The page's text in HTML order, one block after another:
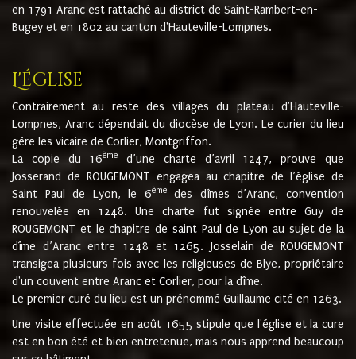
en 1791 Aranc est rattaché au district de Saint-Rambert-en-
Bugey et en 1802 au canton d'Hauteville-Lompnes.
L'église
Contrairement au reste des villages du plateau d'Hauteville-
Lompnes, Aranc dépendait du diocèse de Lyon. Le curier du lieu
gère les vicaire de Corlier, Montgriffon.
La copie du 16ème
d’une charte d’avril 1247, prouve que
Josserand de ROUGEMONT engagea au chapitre de l’église de
Saint Paul de Lyon, le 6èmedes dîmes d’Aranc, convention
renouvelée en 1248. Une charte fut signée entre Guy de
ROUGEMONT et le chapitre de saint Paul de Lyon au sujet de la
dîme d’Aranc entre 1248 et 1265. Josselain de ROUGEMONT
transigea plusieurs fois avec les religieuses de Blye, propriétaire
d'un couvent entre Aranc et Corlier, pour la dîme.
Le premier curé du lieu est un prénommé Guillaume cité en 1263.
Une visite effectuée en août 1655 stipule que l'église et la cure
est en bon été et bien entretenue, mais nous apprend beaucoup